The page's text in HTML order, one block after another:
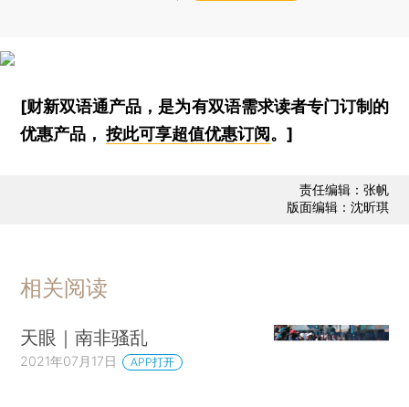
[财新双语通产品，是为有双语需求读者专门订制的
优惠产品，按此可享超值优惠订阅 。]
责任编辑：张帆
版面编辑：沈昕琪
相关阅读
天眼｜南非骚乱
2021年07月17日 APP打开